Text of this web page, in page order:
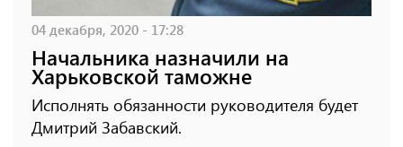
04 декабря, 2020 - 17:28
Начальника назначили на
Харьковской таможне
Исполнять обязанности руководителя будет
Дмитрий Забавский.